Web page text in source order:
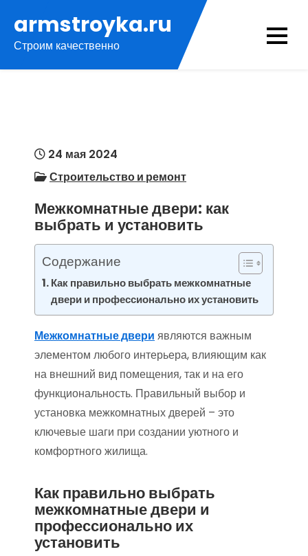
содержимому
armstroyka.ru
Строим качественно
24 мая 2024
Строительство и ремонт
Межкомнатные двери: как
выбрать и установить
Содержание
Как правильно выбрать межкомнатные
двери и профессионально их установить
Межкомнатные двери являются важным
элементом любого интерьера, влияющим как
на внешний вид помещения, так и на его
функциональность. Правильный выбор и
установка межкомнатных дверей – это
ключевые шаги при создании уютного и
комфортного жилища.
Как правильно выбрать
межкомнатные двери и
профессионально их
установить